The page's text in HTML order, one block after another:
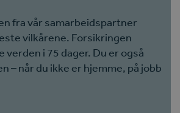
fra vår samarbeidspartner
vilkårene. Forsikringen
verden i 75 dager. Du er også
– når du ikke er hjemme, på jobb